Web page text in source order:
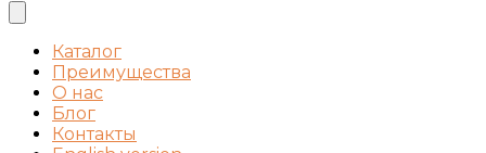
Каталог
Преимущества
О нас
Блог
Контакты